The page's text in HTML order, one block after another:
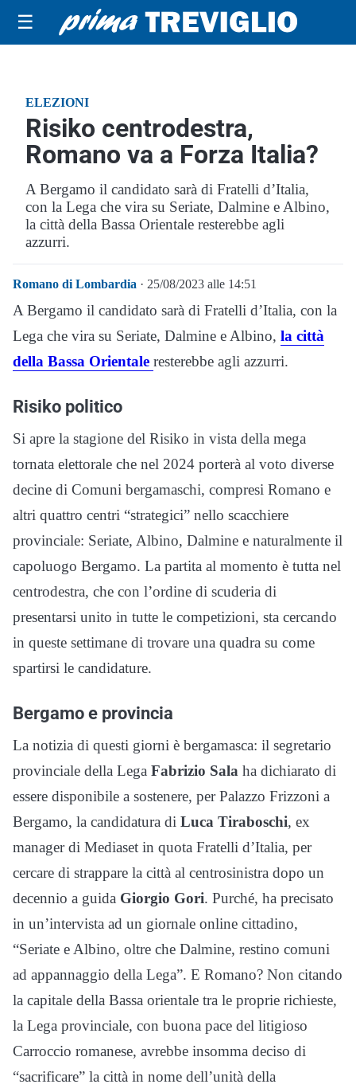
☰
ELEZIONI
Risiko centrodestra,
Romano va a Forza Italia?
A Bergamo il candidato sarà di Fratelli d’Italia,
con la Lega che vira su Seriate, Dalmine e Albino,
la città della Bassa Orientale resterebbe agli
azzurri.
Romano di Lombardia · 25/08/2023 alle 14:51
A Bergamo il candidato sarà di Fratelli d’Italia, con la
Lega che vira su Seriate, Dalmine e Albino, la città
della Bassa Orientale resterebbe agli azzurri.
Risiko politico
Si apre la stagione del Risiko in vista della mega
tornata elettorale che nel 2024 porterà al voto diverse
decine di Comuni bergamaschi, compresi Romano e
altri quattro centri “strategici” nello scacchiere
provinciale: Seriate, Albino, Dalmine e naturalmente il
capoluogo Bergamo. La partita al momento è tutta nel
centrodestra, che con l’ordine di scuderia di
presentarsi unito in tutte le competizioni, sta cercando
in queste settimane di trovare una quadra su come
spartirsi le candidature.
Bergamo e provincia
La notizia di questi giorni è bergamasca: il segretario
provinciale della Lega Fabrizio Sala ha dichiarato di
essere disponibile a sostenere, per Palazzo Frizzoni a
Bergamo, la candidatura di Luca Tiraboschi, ex
manager di Mediaset in quota Fratelli d’Italia, per
cercare di strappare la città al centrosinistra dopo un
decennio a guida Giorgio Gori. Purché, ha precisato
in un’intervista ad un giornale online cittadino,
“Seriate e Albino, oltre che Dalmine, restino comuni
ad appannaggio della Lega”. E Romano? Non citando
la capitale della Bassa orientale tra le proprie richieste,
la Lega provinciale, con buona pace del litigioso
Carroccio romanese, avrebbe insomma deciso di
“sacrificare” la città in nome dell’unità della